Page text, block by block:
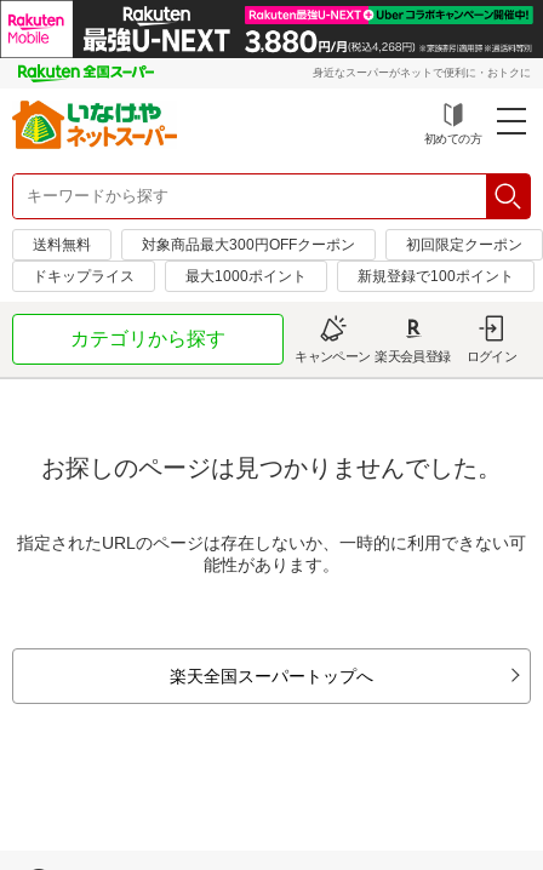
身近なスーパーがネットで便利に・おトクに
初めての方
送料無料 対象商品最大300円OFFクーポン
初回限定クーポン
ドキップライス
最大1000ポイント 新規登録で100ポイント
カテゴリから探す
キャンペーン 楽天会員登録 ログイン
お探しのページは見つかりませんでした。
指定されたURLのページは存在しないか、一時的に利用できない可
能性があります。
楽天全国スーパートップへ